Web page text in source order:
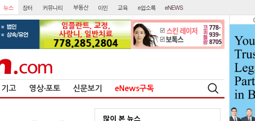
기고 영상∙포토 신문보기 eNews구독